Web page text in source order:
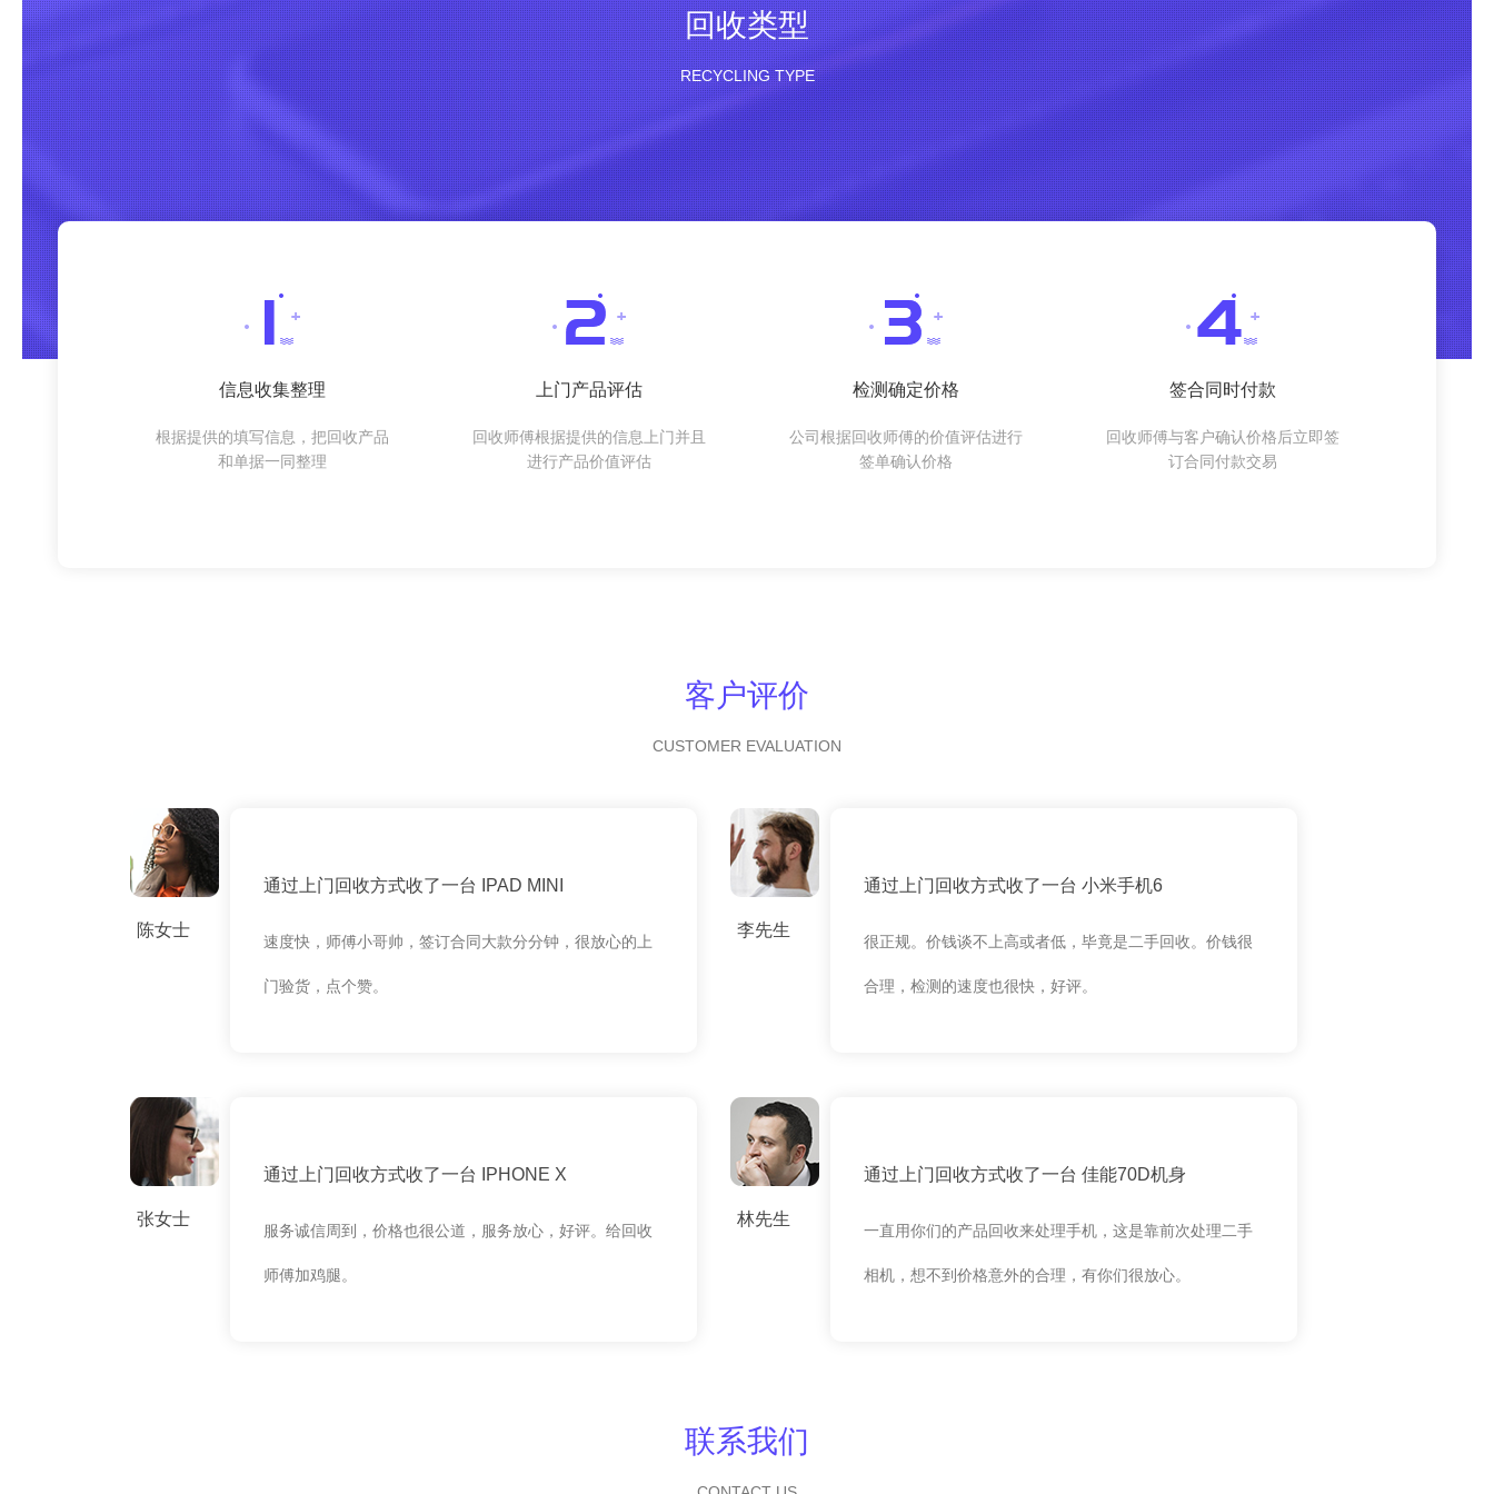
回收类型
RECYCLING TYPE
信息收集整理
根据提供的填写信息，把回收产品
和单据一同整理
上门产品评估
回收师傅根据提供的信息上门并且
进行产品价值评估
检测确定价格
公司根据回收师傅的价值评估进行
签单确认价格
签合同时付款
回收师傅与客户确认价格后立即签
订合同付款交易
客户评价
CUSTOMER EVALUATION
陈女士
通过上门回收方式收了一台 IPAD MINI
速度快，师傅小哥帅，签订合同大款分分钟，很放心的上
门验货，点个赞。
李先生
通过上门回收方式收了一台 小米手机6
很正规。价钱谈不上高或者低，毕竟是二手回收。价钱很
合理，检测的速度也很快，好评。
张女士
通过上门回收方式收了一台 IPHONE X
服务诚信周到，价格也很公道，服务放心，好评。给回收
师傅加鸡腿。
林先生
通过上门回收方式收了一台 佳能70D机身
一直用你们的产品回收来处理手机，这是靠前次处理二手
相机，想不到价格意外的合理，有你们很放心。
联系我们